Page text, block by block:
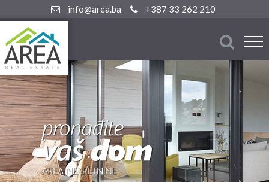
info@area.ba +387 33 262 210